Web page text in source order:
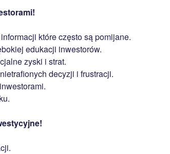
które często są pomijane.
edukacji inwestorów.
zyski i strat.
decyzji i frustracji.